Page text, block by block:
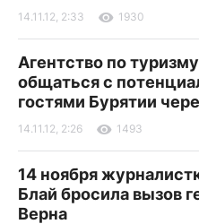
14.11.12, 2:33 1930
Агентство по
общаться с
гостями Бурятии
14.11.12, 2:26 1493
14 ноября
Блай бросила вызов
Верна